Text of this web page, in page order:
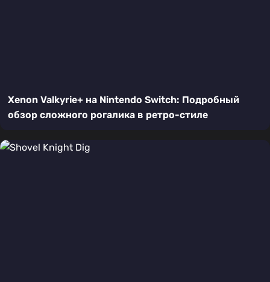
Xenon Valkyrie+ на Nintendo Switch: Подробный
обзор сложного рогалика в ретро-стиле